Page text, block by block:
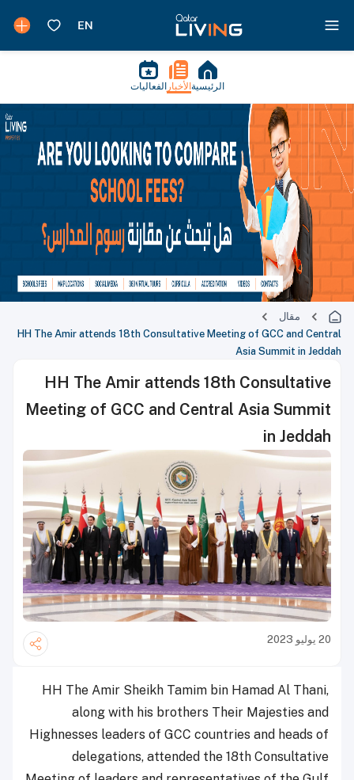
الرئيسية الأخبار الفعاليات
مقال
HH The Amir attends 18th Consultative Meeting of GCC and Central
Asia Summit in Jeddah
HH The Amir attends 18th Consultative
Meeting of GCC and Central Asia Summit
in Jeddah
20 يوليو 2023
HH The Amir Sheikh Tamim bin Hamad Al Thani,
along with his brothers Their Majesties and
Highnesses leaders of GCC countries and heads of
delegations, attended the 18th Consultative